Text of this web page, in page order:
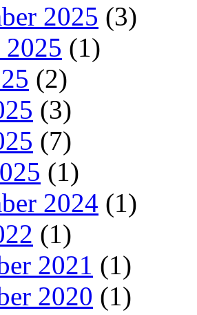
2025 (3)
(1)
(2)
(3)
(7)
(1)
2024 (1)
(1)
2021 (1)
2020 (1)